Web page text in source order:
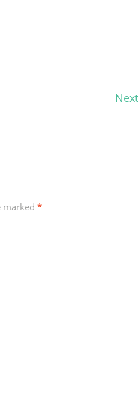
Next
marked *